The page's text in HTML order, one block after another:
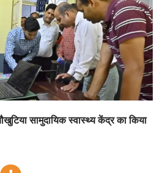
सामुदायिक स्वास्थ्य केंद्र का किया
में शिक्षा-स्वास्थ्य व्यवस्था पर फूटा
का गुस्सा, मंत्री और सरकार का पुतला
August 6, 2026
में कांग्रेस का प्रदर्शन, स्वास्थ्य मंत्री व शिक्षा
का फूंका पुतला 'विद्यालयों में…
में खड़गे का हुंकार, नौकरियों से लेकर
में आयोजित विजय शंखनाद रैली को संबोधित करते